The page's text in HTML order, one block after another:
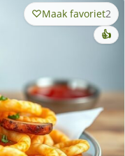
Maak favoriet2
👍